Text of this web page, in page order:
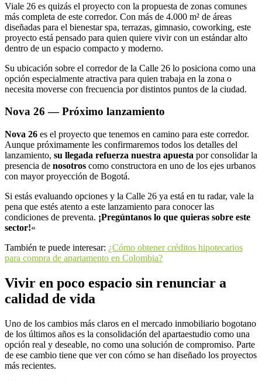
Viale 26 es quizás el proyecto con la propuesta de zonas comunes
más completa de este corredor. Con más de 4.000 m² de áreas
diseñadas para el bienestar spa, terrazas, gimnasio, coworking, este
proyecto está pensado para quien quiere vivir con un estándar alto
dentro de un espacio compacto y moderno.
Su ubicación sobre el corredor de la Calle 26 lo posiciona como una
opción especialmente atractiva para quien trabaja en la zona o
necesita moverse con frecuencia por distintos puntos de la ciudad.
Nova 26 — Próximo lanzamiento
Nova 26 es el proyecto que tenemos en camino para este corredor.
Aunque próximamente les confirmaremos todos los detalles del
lanzamiento, su llegada refuerza nuestra apuesta por consolidar la
presencia de nosotros como constructora en uno de los ejes urbanos
con mayor proyección de Bogotá.
Si estás evaluando opciones y la Calle 26 ya está en tu radar, vale la
pena que estés atento a este lanzamiento para conocer las
condiciones de preventa. ¡Pregúntanos lo que quieras sobre este
sector!«
También te puede interesar: ¿Cómo obtener créditos hipotecarios
para compra de apartamento en Colombia?
Vivir en poco espacio sin renunciar a
calidad de vida
Uno de los cambios más claros en el mercado inmobiliario bogotano
de los últimos años es la consolidación del apartaestudio como una
opción real y deseable, no como una solución de compromiso. Parte
de ese cambio tiene que ver con cómo se han diseñado los proyectos
más recientes.